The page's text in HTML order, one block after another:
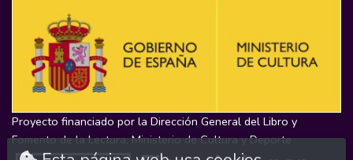
Proyecto financiado por la Dirección General del Libro y
Fomento de la Lectura, Ministerio de Cultura y Deporte